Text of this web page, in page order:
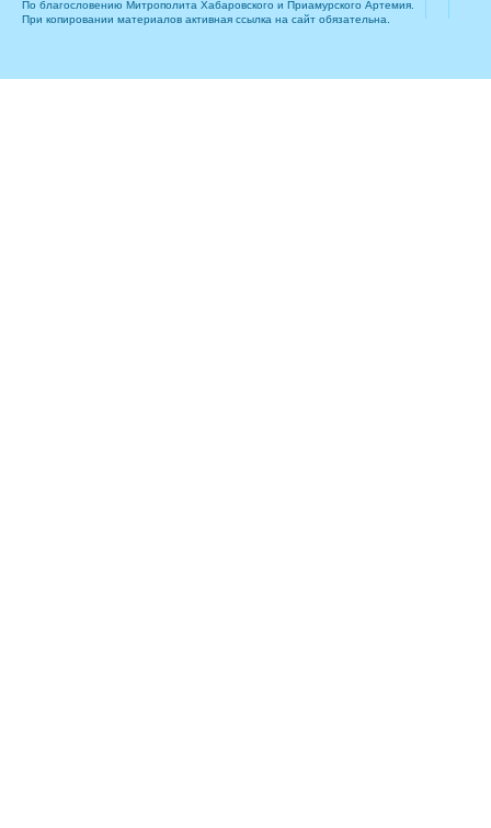
По благословению Митрополита Хабаровского и Приамурского Артемия.
При копировании материалов активная ссылка на сайт обязательна.